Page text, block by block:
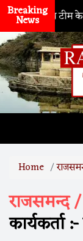
Breaking
Newsटीम के बैटिंग
Home
राजसमन्द /
कार्यकर्ता